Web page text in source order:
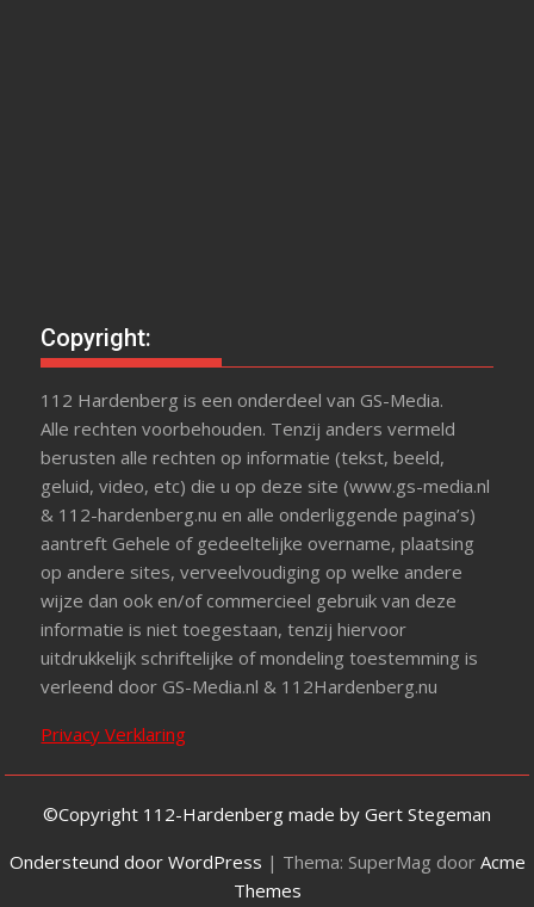
Copyright:
112 Hardenberg is een onderdeel van GS-Media.
Alle rechten voorbehouden. Tenzij anders vermeld
berusten alle rechten op informatie (tekst, beeld,
geluid, video, etc) die u op deze site (www.gs-media.nl
& 112-hardenberg.nu en alle onderliggende pagina’s)
aantreft Gehele of gedeeltelijke overname, plaatsing
op andere sites, verveelvoudiging op welke andere
wijze dan ook en/of commercieel gebruik van deze
informatie is niet toegestaan, tenzij hiervoor
uitdrukkelijk schriftelijke of mondeling toestemming is
verleend door GS-Media.nl & 112Hardenberg.nu
Privacy Verklaring
©Copyright 112-Hardenberg made by Gert Stegeman
Ondersteund door WordPress | Thema: SuperMag door Acme
Themes